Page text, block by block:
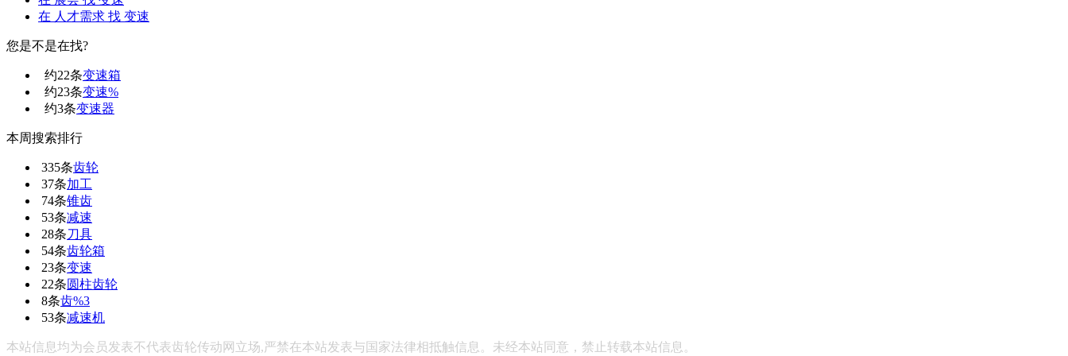
在 人才需求 找 变速
您是不是在找?
约22条变速箱
约23条变速%
约3条变速器
本周搜索排行
335条齿轮
37条加工
74条锥齿
53条减速
28条刀具
54条齿轮箱
23条变速
22条圆柱齿轮
8条齿%3
53条减速机
本站信息均为会员发表不代表齿轮传动网立场,严禁在本站发表与国家法律相抵触信息。未经本站同意，禁止转载本站信息。